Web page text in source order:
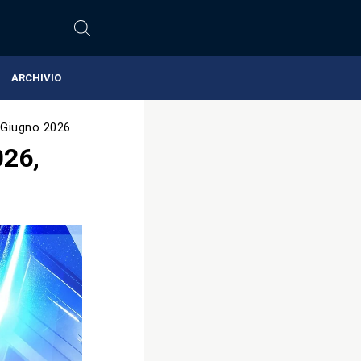
ARCHIVIO
2026